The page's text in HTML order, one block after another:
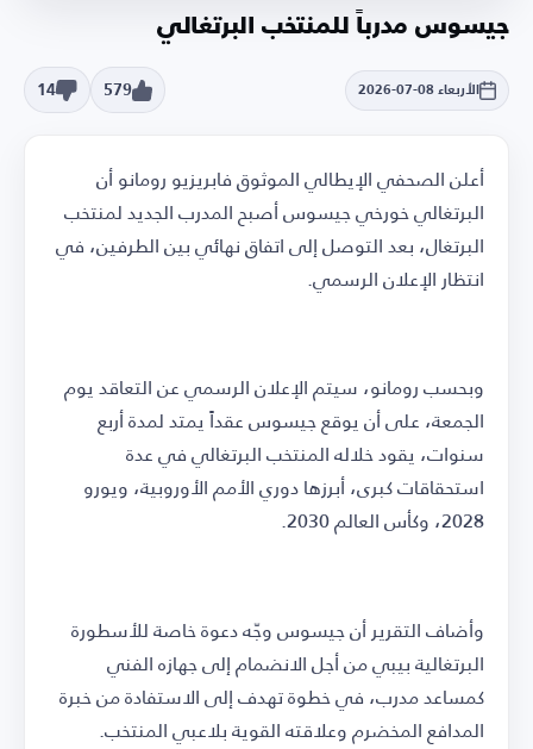
جيسوس مدرباً للمنتخب البرتغالي
الأربعاء 08-07-2026 579
14
أعلن الصحفي الإيطالي الموثوق فابريزيو رومانو أن
البرتغالي خورخي جيسوس أصبح المدرب الجديد لمنتخب
البرتغال، بعد التوصل إلى اتفاق نهائي بين الطرفين، في
انتظار الإعلان الرسمي.
وبحسب رومانو، سيتم الإعلان الرسمي عن التعاقد يوم
الجمعة، على أن يوقع جيسوس عقداً يمتد لمدة أربع
سنوات، يقود خلاله المنتخب البرتغالي في عدة
استحقاقات كبرى، أبرزها دوري الأمم الأوروبية، ويورو
2028، وكأس العالم 2030.
وأضاف التقرير أن جيسوس وجّه دعوة خاصة للأسطورة
البرتغالية بيبي من أجل الانضمام إلى جهازه الفني
كمساعد مدرب، في خطوة تهدف إلى الاستفادة من خبرة
المدافع المخضرم وعلاقته القوية بلاعبي المنتخب.